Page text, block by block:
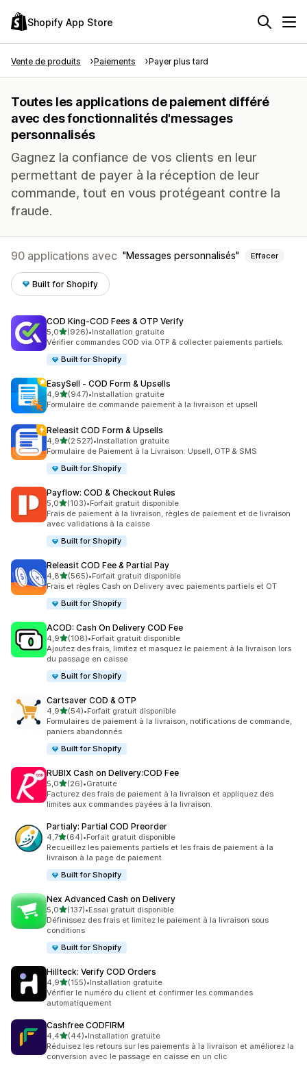
Shopify App Store
Vente de produits Paiements Payer plus tard
Toutes les applications de paiement différé
avec des fonctionnalités d'messages
personnalisés
Gagnez la confiance de vos clients en leur
permettant de payer à la réception de leur
commande, tout en vous protégeant contre la
fraude.
90 applications avec Messages personnalisés Effacer
Built for Shopify
COD King‑COD Fees & OTP Verify
5,0étoile(s) sur 5
(926)
926 avis au total
•Installation gratuite
Vérifier commandes COD via OTP & collecter paiements partiels.
Built for Shopify
EasySell ‑ COD Form & Upsells
4,9étoile(s) sur 5
(947)
947 avis au total
•Installation gratuite
Formulaire de commande paiement à la livraison et upsell
Releasit COD Form & Upsells
4,9étoile(s) sur 5
(2 527)
2527 avis au total
•Installation gratuite
Formulaire de Paiement à la Livraison: Upsell, OTP & SMS
Built for Shopify
Payflow: COD & Checkout Rules
5,0étoile(s) sur 5
(103)
103 avis au total
•Forfait gratuit disponible
Frais de paiement à la livraison, règles de paiement et de livraison
avec validations à la caisse
Built for Shopify
Releasit COD Fee & Partial Pay
4,8étoile(s) sur 5
(565)
565 avis au total
•Forfait gratuit disponible
Frais et règles Cash on Delivery avec paiements partiels et OT
Built for Shopify
ACOD: Cash On Delivery COD Fee
4,9étoile(s) sur 5
(108)
108 avis au total
•Forfait gratuit disponible
Ajoutez des frais, limitez et masquez le paiement à la livraison lors
du passage en caisse
Built for Shopify
Cartsaver COD & OTP
4,9étoile(s) sur 5
(54)
54 avis au total
•Forfait gratuit disponible
Formulaires de paiement à la livraison, notifications de commande,
paniers abandonnés
Built for Shopify
RUBIX Cash on Delivery:COD Fee
5,0étoile(s) sur 5
(26)
26 avis au total
•Gratuite
Facturez des frais de paiement à la livraison et appliquez des
limites aux commandes payées à la livraison.
Partialy: Partial COD Preorder
4,7étoile(s) sur 5
(64)
64 avis au total
•Forfait gratuit disponible
Recueillez les paiements partiels et les frais de paiement à la
livraison à la page de paiement
Built for Shopify
Nex Advanced Cash on Delivery
5,0étoile(s) sur 5
(137)
137 avis au total
•Essai gratuit disponible
Définissez des frais et limitez le paiement à la livraison sous
conditions
Built for Shopify
Hillteck: Verify COD Orders
4,9étoile(s) sur 5
(155)
155 avis au total
•Installation gratuite
Vérifier le numéro du client et confirmer les commandes
automatiquement
Cashfree CODFIRM
4,4étoile(s) sur 5
(44)
44 avis au total
•Installation gratuite
Réduisez les retours sur les paiements à la livraison et améliorez la
conversion avec le passage en caisse en un clic